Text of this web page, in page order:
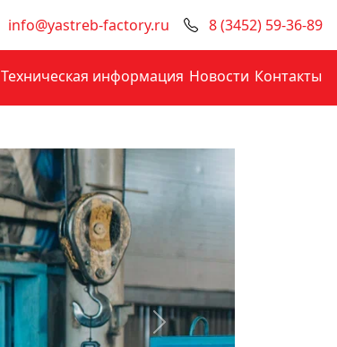
info@yastreb-factory.ru 8 (3452) 59-36-89
Техническая информация Новости Контакты
Next